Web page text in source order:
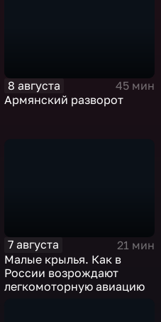
8 августа
45 мин
Армянский разворот
7 августа
21 мин
Малые крылья. Как в
России возрождают
легкомоторную авиацию